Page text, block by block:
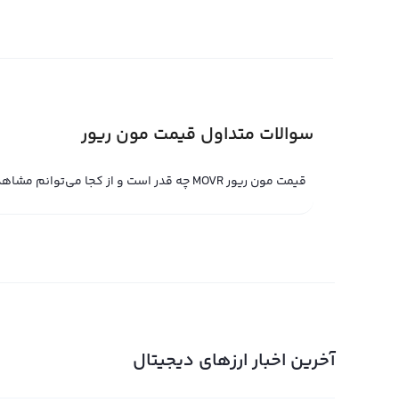
منوور یکی از ارزهای دیجیتال جدید است که به تازگی وارد
پلتفرم معامله حرفه‌ای تعیین می‌شود و با استفاده از
بیشتری را دارد و می‌تواند به عنوان یک سرمایه‌گذاری مناسب
سوالات متداول قیمت مون ریور
قیمت مون ریور MOVR چه قدر است و از کجا می‌توانم مشاهده کنم؟
آخرین اخبار ارزهای دیجیتال